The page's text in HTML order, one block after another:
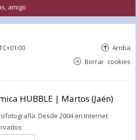
amigo
Arriba
Borrar cookies
HUBBLE | Martos (Jaén)
Desde 2004 en Internet